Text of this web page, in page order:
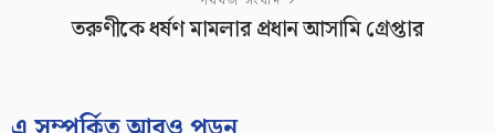
তরুণীকে ধর্ষণ মামলার প্রধান আসামি গ্রেপ্তার